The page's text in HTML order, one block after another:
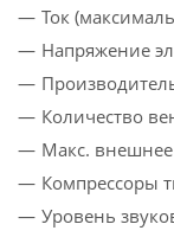
Ток
Напряжение
Количество
Макс. внешнее
Компрессоры
Уровень